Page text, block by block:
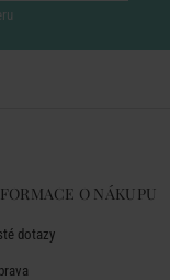
O NÁKUPU
dotazy